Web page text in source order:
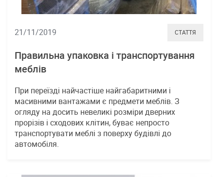
21/11/2019 СТАТТЯ
Правильна упаковка і транспортування
меблів
При переїзді найчастіше найгабаритними і
масивними вантажами є предмети меблів. З
огляду на досить невеликі розміри дверних
прорізів і сходових клітин, буває непросто
транспортувати меблі з поверху будівлі до
автомобіля.